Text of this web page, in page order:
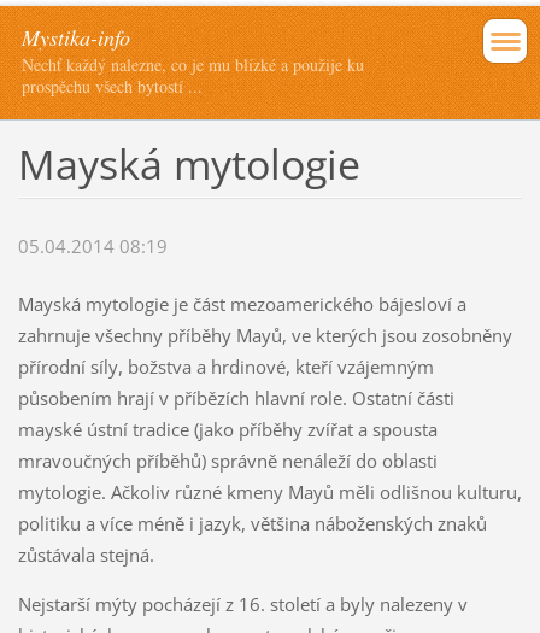
Mystika-info
Nechť každý nalezne, co je mu blízké a použije ku
prospěchu všech bytostí ...
Mayská mytologie
05.04.2014 08:19
Mayská mytologie je část mezoamerického bájesloví a
zahrnuje všechny příběhy Mayů, ve kterých jsou zosobněny
přírodní síly, božstva a hrdinové, kteří vzájemným
působením hrají v příbězích hlavní role. Ostatní části
mayské ústní tradice (jako příběhy zvířat a spousta
mravoučných příběhů) správně nenáleží do oblasti
mytologie. Ačkoliv různé kmeny Mayů měli odlišnou kulturu,
politiku a více méně i jazyk, většina náboženských znaků
zůstávala stejná.
Nejstarší mýty pocházejí z 16. století a byly nalezeny v